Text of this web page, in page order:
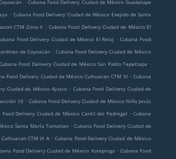
Cubana Food Delivery Ciudad de México Guadalupe
. Cubana Food Delivery Ciudad de México Exejido de Santa
CTM Zona X . Cubana Food Delivery Ciudad de México El
Food Delivery Ciudad de México El Reloj . Cubana Food
de Coyoacán . Cubana Food Delivery Ciudad de México
Food Delivery Ciudad de México San Pablo Tepetlapa .
Food Delivery Ciudad de México Culhuacan CTM VI . Cubana
Ciudad de México Ajusco . Cubana Food Delivery Ciudad de
16 . Cubana Food Delivery Ciudad de México Niño Jesús
Food Delivery Ciudad de México Cantil del Pedregal . Cubana
Santa María Tomatlan . Cubana Food Delivery Ciudad de
CTM IX A . Cubana Food Delivery Ciudad de México
Food Delivery Ciudad de México Xotepingo . Cubana Food